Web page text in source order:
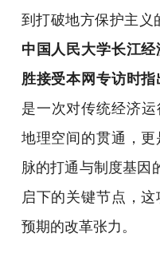
到打破地方保护主义
中国人民大学长江
胜接受本网专访时指
是一次对传统经济
地理空间的贯通，
脉的打通与制度基因
启下的关键节点，
预期的改革张力。